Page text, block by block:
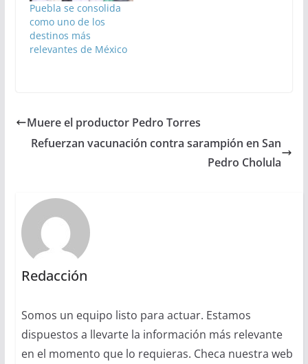
Puebla se consolida
como uno de los
destinos más
relevantes de México
Muere el productor Pedro Torres
Refuerzan vacunación contra sarampión en San
Pedro Cholula
Redacción
Somos un equipo listo para actuar. Estamos
dispuestos a llevarte la información más relevante
en el momento que lo requieras. Checa nuestra web